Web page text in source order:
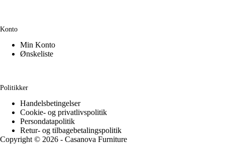
Konto
Min Konto
Ønskeliste
Politikker
Handelsbetingelser
Cookie- og privatlivspolitik
Persondatapolitik
Retur- og tilbagebetalingspolitik
Copyright © 2026 - Casanova Furniture